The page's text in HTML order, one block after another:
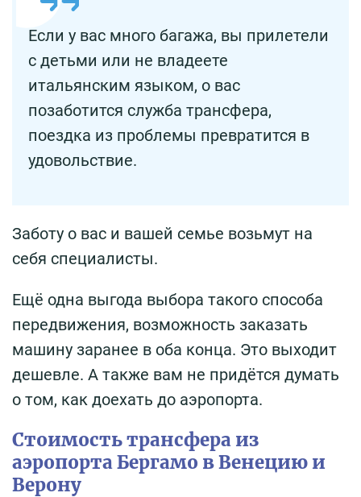
Если у вас много багажа, вы прилетели
с детьми или не владеете
итальянским языком, о вас
позаботится служба трансфера,
поездка из проблемы превратится в
удовольствие.
Заботу о вас и вашей семье возьмут на
себя специалисты.
Ещё одна выгода выбора такого способа
передвижения, возможность заказать
машину заранее в оба конца. Это выходит
дешевле. А также вам не придётся думать
о том, как доехать до аэропорта.
Стоимость трансфера из
аэропорта Бергамо в Венецию и
Верону